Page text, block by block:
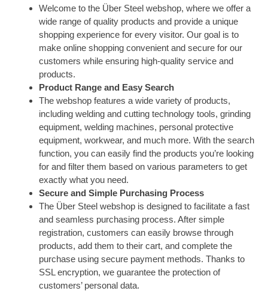
Welcome to the Über Steel webshop, where we offer a
wide range of quality products and provide a unique
shopping experience for every visitor. Our goal is to
make online shopping convenient and secure for our
customers while ensuring high-quality service and
products.
Product Range and Easy Search
The webshop features a wide variety of products,
including welding and cutting technology tools, grinding
equipment, welding machines, personal protective
equipment, workwear, and much more. With the search
function, you can easily find the products you’re looking
for and filter them based on various parameters to get
exactly what you need.
Secure and Simple Purchasing Process
The Über Steel webshop is designed to facilitate a fast
and seamless purchasing process. After simple
registration, customers can easily browse through
products, add them to their cart, and complete the
purchase using secure payment methods. Thanks to
SSL encryption, we guarantee the protection of
customers’ personal data.